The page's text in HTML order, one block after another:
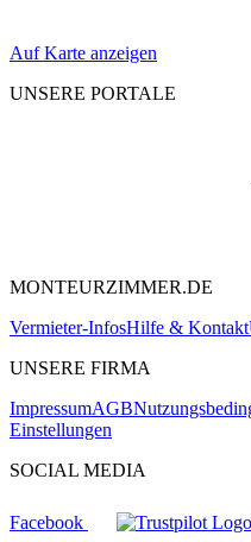
Auf Karte anzeigen
UNSERE PORTALE
MONTEURZIMMER.DE
Vermieter-InfosHilfe & Kontakt
UNSERE FIRMA
ImpressumAGB
Einstellungen
SOCIAL MEDIA
Facebook